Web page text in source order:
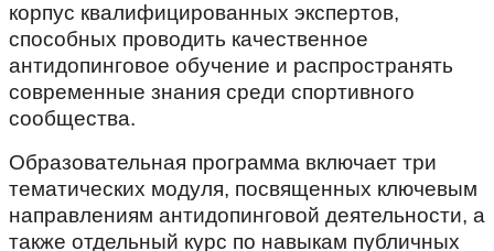
корпус квалифицированных экспертов,
способных проводить качественное
антидопинговое обучение и распространять
современные знания среди спортивного
сообщества.
Образовательная программа включает три
тематических модуля, посвященных ключевым
направлениям антидопинговой деятельности, а
также отдельный курс по навыкам публичных